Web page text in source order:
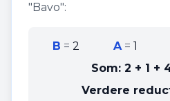
"Bavo":
B =2 A= 1
Som: 2 + 1 +
Verdere